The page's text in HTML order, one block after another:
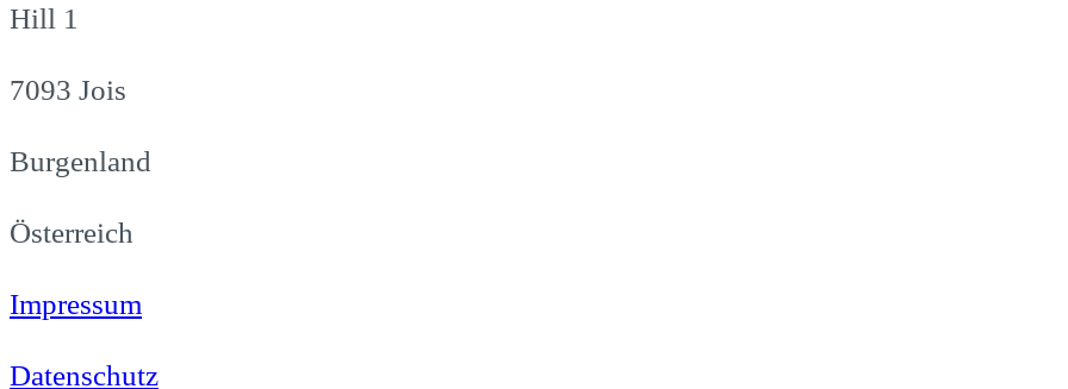
Hill 1
7093 Jois
Burgenland
Österreich
Impressum
Datenschutz